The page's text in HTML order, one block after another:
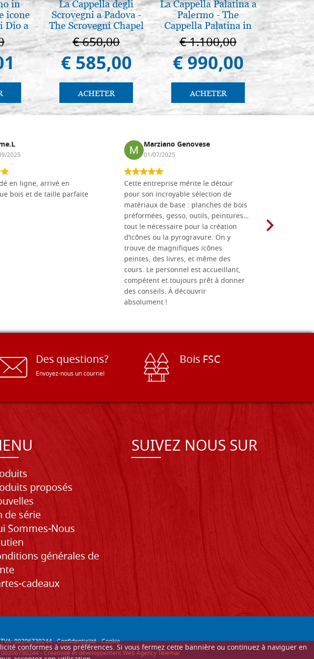
conformes à vos préférences. Si vous fermez cette bannière ou continuez à naviguer en
in
icone
Dio a
La Cappella degli
Scrovegni a Padova -
The Scrovegni Chapel
in Padua
€ 650,00
€ 585,00
ACHETER
La Cappella Palatina a
Palermo - The
Cappella Palatina in
Palermo
€ 1.100,00
€ 990,00
ACHETER
€
€
2025
en ligne, arrivé en
bois et de taille parfaite
Marziano Genovese
01/07/2025
Cette entreprise mérite le détour
pour son incroyable sélection de
matériaux de base : planches de bois
préformées, gesso, outils, peintures…
tout le nécessaire pour la création
d’icônes ou la pyrogravure. On y
trouve de magnifiques icônes
peintes, des livres, et même des
cours. Le personnel est accueillant,
compétent et toujours prêt à donner
des conseils. À découvrir
absolument !
Des questions?
Envoyez-nous un courriel
Bois FSC
proposés
de série
Sommes-Nous
générales de
cadeaux
SUIVEZ NOUS SUR
00206730244 -Confidentialité-Cookie
- Créativité et développement Web Agency Telemar